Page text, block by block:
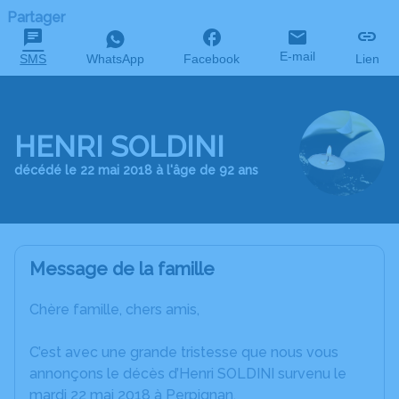
Partager
SMS WhatsApp Facebook E-mail Lien
HENRI SOLDINI
décédé le 22 mai 2018 à l'âge de 92 ans
Message de la famille
Chère famille, chers amis,
C’est avec une grande tristesse que nous vous
annonçons le décès d’Henri SOLDINI survenu le
mardi 22 mai 2018 à Perpignan.